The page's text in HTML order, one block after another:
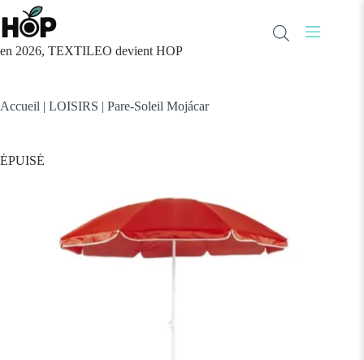
Passer
au
contenu
en 2026, TEXTILEO devient HOP
Accueil | LOISIRS | Pare-Soleil Mojácar
ÉPUISÉ